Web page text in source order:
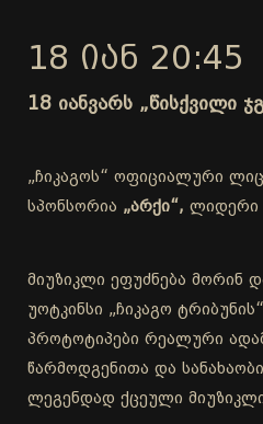
18 ᲘᲐᲜ 20:45
18 იანვარს „წისქვილი
„ჩიკაგოს“ ოფიციალური
სპონსორია „არქი“, ლიდერი
მიუზიკლი ეფუძნება მორინ
უოტკინსი „ჩიკაგო
პროტოტიპები რეალური
წარმოდგენითა და
ლეგენდად ქცეული